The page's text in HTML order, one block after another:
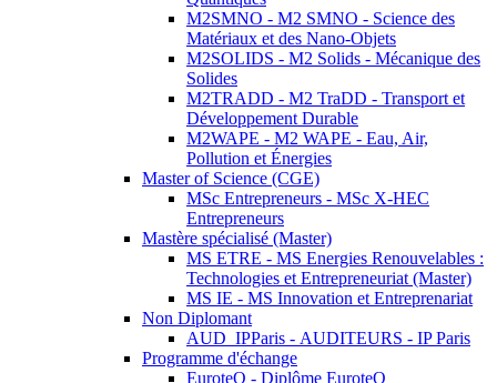
M2SMNO - M2 SMNO - Science des
Matériaux et des Nano-Objets
M2SOLIDS - M2 Solids - Mécanique des
Solides
M2TRADD - M2 TraDD - Transport et
Développement Durable
M2WAPE - M2 WAPE - Eau, Air,
Pollution et Énergies
Master of Science (CGE)
MSc Entrepreneurs - MSc X-HEC
Entrepreneurs
Mastère spécialisé (Master)
MS ETRE - MS Energies Renouvelables :
Technologies et Entrepreneuriat (Master)
MS IE - MS Innovation et Entreprenariat
Non Diplomant
AUD_IPParis - AUDITEURS - IP Paris
Programme d'échange
EuroteQ - Diplôme EuroteQ